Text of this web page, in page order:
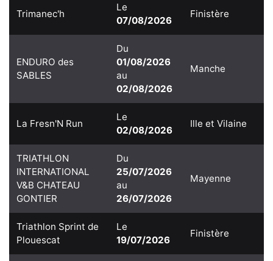
Trimanec'h
Le
07/08/2026
Finistère
ENDURO des
SABLES
Du
01/08/2026
au
02/08/2026
Manche
La Fresn'N Run
Le
02/08/2026
Ille et Vilaine
TRIATHLON
INTERNATIONAL
V&B CHATEAU
GONTIER
Du
25/07/2026
au
26/07/2026
Mayenne
Triathlon Sprint de
Plouescat
Le
19/07/2026
Finistère